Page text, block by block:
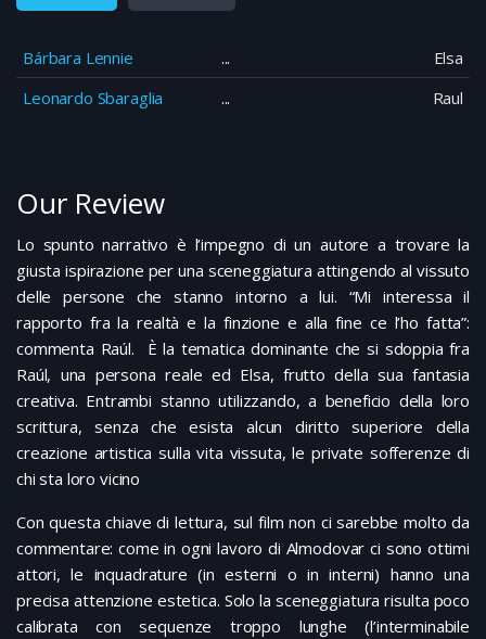
Bárbara Lennie
Elsa
Leonardo Sbaraglia
Raul
Our Review
Lo spunto narrativo è l’impegno di un autore a trovare la
giusta ispirazione per una sceneggiatura attingendo al vissuto
delle persone che stanno intorno a lui. “Mi interessa il
rapporto fra la realtà e la finzione e alla fine ce l’ho fatta”:
commenta Raúl. È la tematica dominante che si sdoppia fra
Raúl, una persona reale ed Elsa, frutto della sua fantasia
creativa. Entrambi stanno utilizzando, a beneficio della loro
scrittura, senza che esista alcun diritto superiore della
creazione artistica sulla vita vissuta, le private sofferenze di
chi sta loro vicino
Con questa chiave di lettura, sul film non ci sarebbe molto da
commentare: come in ogni lavoro di Almodovar ci sono ottimi
attori, le inquadrature (in esterni o in interni) hanno una
precisa attenzione estetica. Solo la sceneggiatura risulta poco
calibrata con sequenze troppo lunghe (l’interminabile